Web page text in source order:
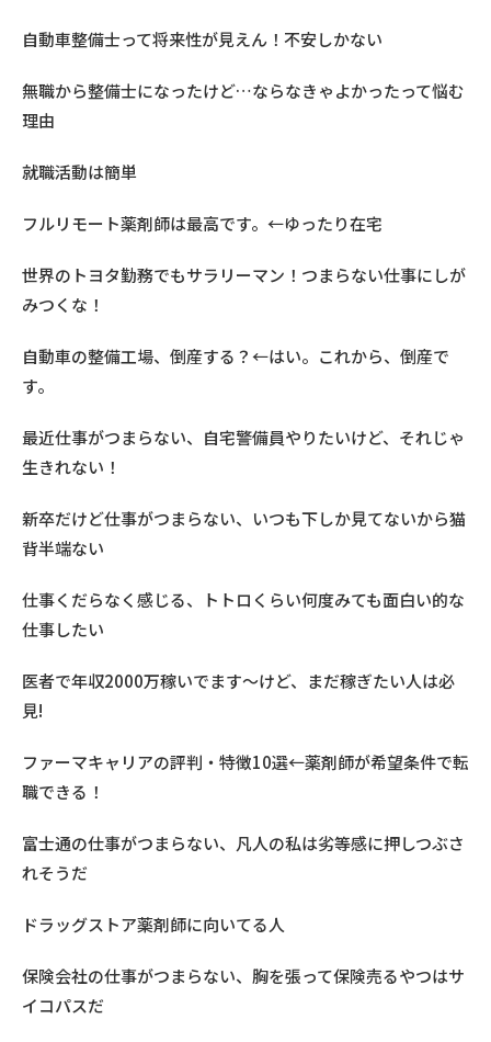
自動車整備士って将来性が見えん！不安しかない
無職から整備士になったけど…ならなきゃよかったって悩む
理由
就職活動は簡単
フルリモート薬剤師は最高です。←ゆったり在宅
世界のトヨタ勤務でもサラリーマン！つまらない仕事にしが
みつくな！
自動車の整備工場、倒産する？←はい。これから、倒産で
す。
最近仕事がつまらない、自宅警備員やりたいけど、それじゃ
生きれない！
新卒だけど仕事がつまらない、いつも下しか見てないから猫
背半端ない
仕事くだらなく感じる、トトロくらい何度みても面白い的な
仕事したい
医者で年収2000万稼いでます〜けど、まだ稼ぎたい人は必
見!
ファーマキャリアの評判・特徴10選←薬剤師が希望条件で転
職できる！
富士通の仕事がつまらない、凡人の私は劣等感に押しつぶさ
れそうだ
ドラッグストア薬剤師に向いてる人
保険会社の仕事がつまらない、胸を張って保険売るやつはサ
イコパスだ